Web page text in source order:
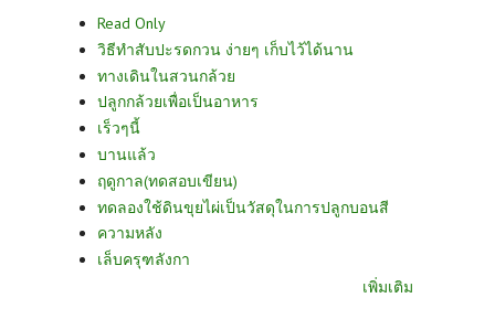
Read Only
วิธีทำสับปะรดกวน ง่ายๆ เก็บไว้ได้นาน
ทางเดินในสวนกล้วย
ปลูกกล้วยเพื่อเป็นอาหาร
เร็วๆนี้
บานแล้ว
ฤดูกาล(ทดสอบเขียน)
ทดลองใช้ดินขุยไผ่เป็นวัสดุในการปลูกบอนสี
ความหลัง
เล็บครุฑลังกา
เพิ่มเติม